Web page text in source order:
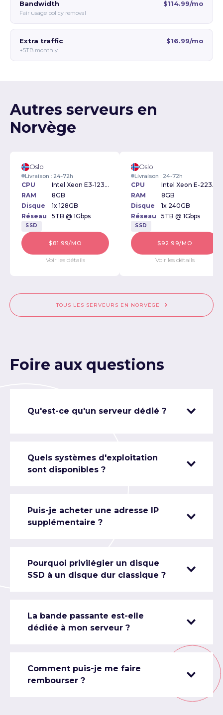
Bandwidth
Fair usage policy removal
$114.99/mo
Extra traffic
+5TB monthly
$16.99/mo
Autres serveurs en
Norvège
Oslo
Livraison : 24-72h
CPU
Intel Xeon E3-1230v2 3.30GHz
RAM
8GB
Disque
1x 128GB
Réseau
5TB @ 1Gbps
SSD
$81.99/MO
Voir les détails
Oslo
Livraison : 24-72h
CPU
Intel Xeon E-2234 3.6GHz
RAM
8GB
Disque
1x 240GB
Réseau
5TB @ 1Gbps
SSD
$92.99/MO
Voir les détails
TOUS LES SERVEURS EN NORVÈGE
Foire aux questions
Qu'est-ce qu'un serveur dédié ?
Quels systèmes d'exploitation
sont disponibles ?
Puis-je acheter une adresse IP
supplémentaire ?
Pourquoi privilégier un disque
SSD à un disque dur classique ?
La bande passante est-elle
dédiée à mon serveur ?
Comment puis-je me faire
rembourser ?